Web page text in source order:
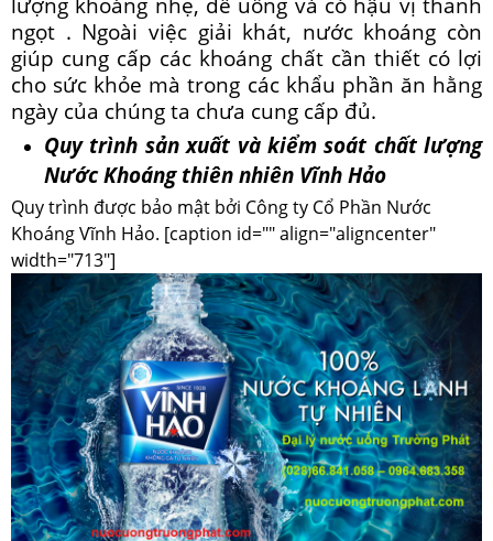
ngọt . Ngoài việc giải khát, nước khoáng còn
giúp cung cấp các khoáng chất cần thiết có lợi
cho sức khỏe mà trong các khẩu phần ăn hằng
ngày của chúng ta chưa cung cấp đủ.
Quy trình sản xuất và kiểm soát chất lượng
Nước Khoáng thiên nhiên Vĩnh Hảo
Quy trình được bảo mật bởi Công ty Cổ Phần Nước
Khoáng Vĩnh Hảo. [caption id="" align="aligncenter"
width="713"]